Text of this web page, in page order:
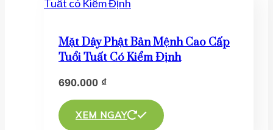
Các
tùy
thể
Mặt Dây Phật Bản Mệnh Cao Cấp
Tuổi Tuất Có Kiểm Định
690.000 ₫
XEM NGAY
phẩm